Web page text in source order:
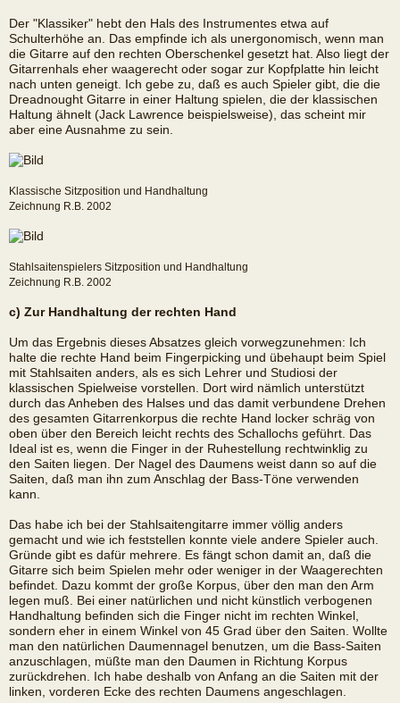
Der "Klassiker" hebt den Hals des Instrumentes etwa auf
Schulterhöhe an. Das empfinde ich als unergonomisch, wenn man
die Gitarre auf den rechten Oberschenkel gesetzt hat. Also liegt der
Gitarrenhals eher waagerecht oder sogar zur Kopfplatte hin leicht
nach unten geneigt. Ich gebe zu, daß es auch Spieler gibt, die die
Dreadnought Gitarre in einer Haltung spielen, die der klassischen
Haltung ähnelt (Jack Lawrence beispielsweise), das scheint mir
aber eine Ausnahme zu sein.
Klassische Sitzposition und Handhaltung
Zeichnung R.B. 2002
Stahlsaitenspielers Sitzposition und Handhaltung
Zeichnung R.B. 2002
c) Zur Handhaltung der rechten Hand
Um das Ergebnis dieses Absatzes gleich vorwegzunehmen: Ich
halte die rechte Hand beim Fingerpicking und übehaupt beim Spiel
mit Stahlsaiten anders, als es sich Lehrer und Studiosi der
klassischen Spielweise vorstellen. Dort wird nämlich unterstützt
durch das Anheben des Halses und das damit verbundene Drehen
des gesamten Gitarrenkorpus die rechte Hand locker schräg von
oben über den Bereich leicht rechts des Schallochs geführt. Das
Ideal ist es, wenn die Finger in der Ruhestellung rechtwinklig zu
den Saiten liegen. Der Nagel des Daumens weist dann so auf die
Saiten, daß man ihn zum Anschlag der Bass-Töne verwenden
kann.
Das habe ich bei der Stahlsaitengitarre immer völlig anders
gemacht und wie ich feststellen konnte viele andere Spieler auch.
Gründe gibt es dafür mehrere. Es fängt schon damit an, daß die
Gitarre sich beim Spielen mehr oder weniger in der Waagerechten
befindet. Dazu kommt der große Korpus, über den man den Arm
legen muß. Bei einer natürlichen und nicht künstlich verbogenen
Handhaltung befinden sich die Finger nicht im rechten Winkel,
sondern eher in einem Winkel von 45 Grad über den Saiten. Wollte
man den natürlichen Daumennagel benutzen, um die Bass-Saiten
anzuschlagen, müßte man den Daumen in Richtung Korpus
zurückdrehen. Ich habe deshalb von Anfang an die Saiten mit der
linken, vorderen Ecke des rechten Daumens angeschlagen.